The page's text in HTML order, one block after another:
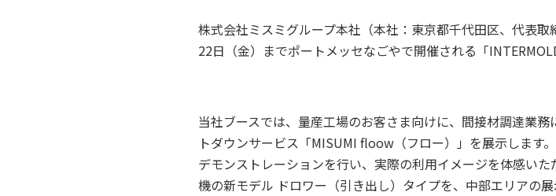
株式会社ミスミグループ本社（本社：東京都千代田区、代表
22日（金）までポートメッセなごやで開催される「
当社ブースでは、量産工場のお客さま向けに、間接材調達業
トダウンサービス「MISUMI floow（フロー）」を展示します
デモンストレーションを行い、実際の利用イメージを体感い
機の新モデル ドロワー（引き出し）タイプを、中部エリアの